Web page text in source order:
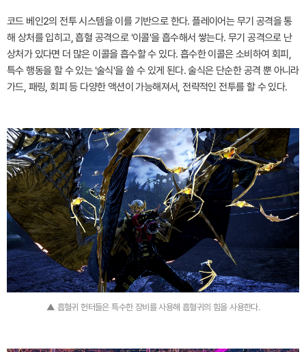
코드 베인2의 전투 시스템을 이를 기반으로 한다. 플레이어는 무기 공격을 통
해 상처를 입히고, 흡혈 공격으로 '이콜'을 흡수해서 쌓는다. 무기 공격으로 난
상처가 있다면 더 많은 이콜을 흡수할 수 있다. 흡수한 이콜은 소비하여 회피,
특수 행동을 할 수 있는 '술식'을 쓸 수 있게 된다. 술식은 단순한 공격 뿐 아니라
가드, 패링, 회피 등 다양한 액션이 가능해져서, 전략적인 전투를 할 수 있다.
▲ 흡혈귀 헌터들은 특수한 장비를 사용해 흡혈귀의 힘을 사용한다.